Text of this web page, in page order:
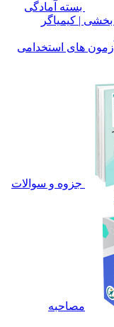
بسته آمادگی
| کیمیاگر
های استخدامی
جزوه و سوالات
مصاحبه